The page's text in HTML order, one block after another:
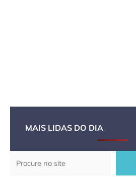
MAIS LIDAS DO DIA